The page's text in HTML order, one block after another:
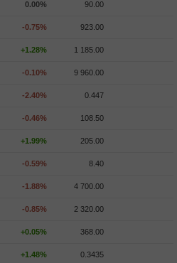
0.00% 90.00
-0.75% 923.00
+1.28% 1 185.00
-0.10% 9 960.00
-2.40% 0.447
-0.46% 108.50
+1.99% 205.00
-0.59% 8.40
-1.88% 4 700.00
-0.85% 2 320.00
+0.05% 368.00
+1.48% 0.3435